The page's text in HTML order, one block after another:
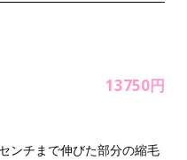
13750円
ンチまで伸びた部分の縮毛